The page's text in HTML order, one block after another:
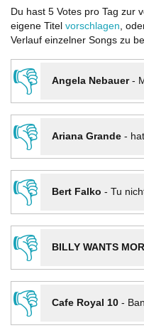
Du hast 5 Votes pro Tag zur
eigene Titel vorschlagen,
Verlauf einzelner Songs zu
👎 Angela Nebauer-
👎
Ariana Grande-
👎
Bert Falko - Tu
👎
BILLY WANTS
👎
Cafe Royal 10-